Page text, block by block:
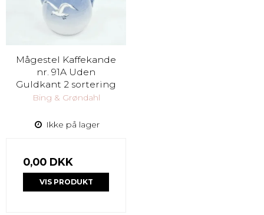
Mågestel Kaffekande
nr. 91A Uden
Guldkant 2 sortering
Bing & Grøndahl
Ikke på lager
0,00 DKK
VIS PRODUKT